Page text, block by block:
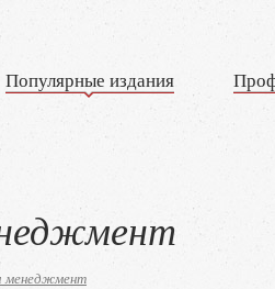
Популярные издания
менеджмент